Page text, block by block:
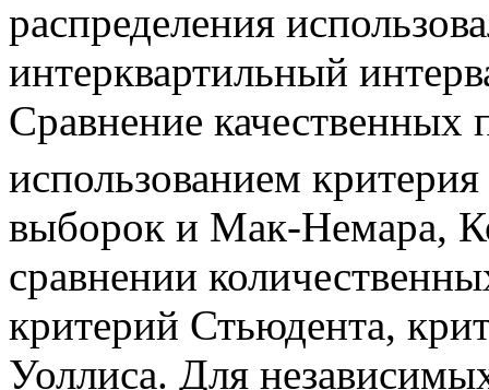
распределения
интерквартильный
Сравнение качественных
использованием критерия
выборок и Мак-Немара,
сравнении
критерий Стьюдента,
Уоллиса. Для